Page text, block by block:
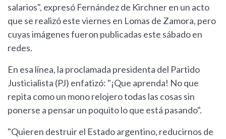
salarios", expresó Fernández de Kirchner en un acto
que se realizó este viernes en Lomas de Zamora, pero
cuyas imágenes fueron publicadas este sábado en
redes.
En esa línea, la proclamada presidenta del Partido
Justicialista (PJ) enfatizó: "¡Que aprenda! No que
repita como un mono relojero todas las cosas sin
ponerse a pensar un poquito lo que está pasando".
"Quieren destruir el Estado argentino, reducirnos de